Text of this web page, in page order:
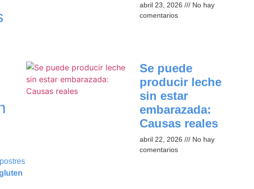
abril 23, 2026
No hay
comentarios
Se puede
producir leche
sin estar
embarazada:
Causas reales
abril 22, 2026
No hay
comentarios